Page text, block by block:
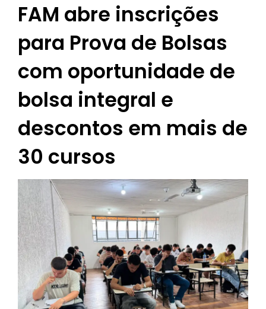
FAM abre inscrições
para Prova de Bolsas
com oportunidade de
bolsa integral e
descontos em mais de
30 cursos